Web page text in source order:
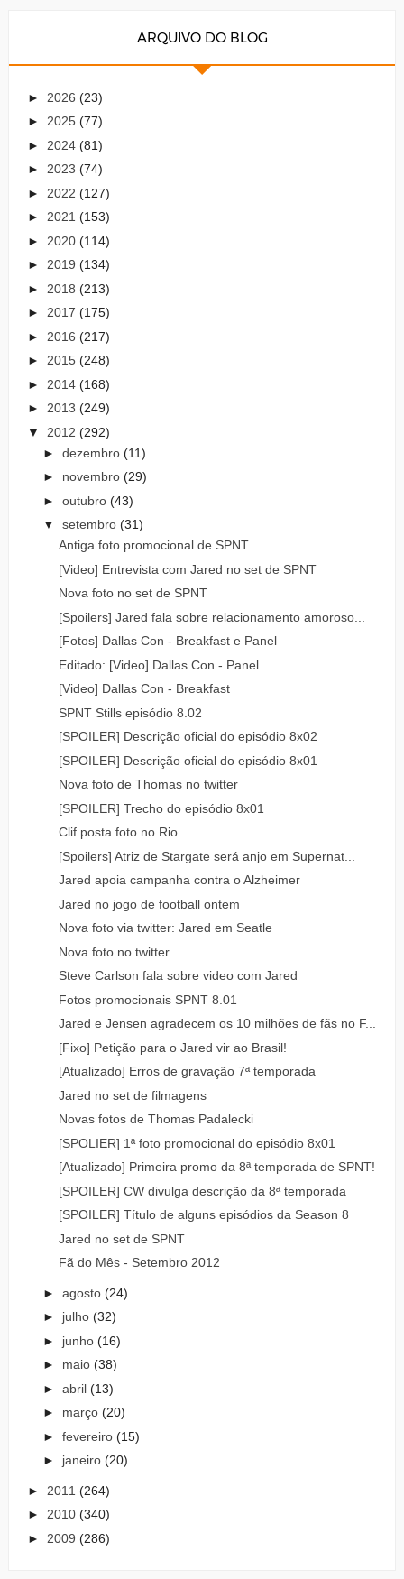
ARQUIVO DO BLOG
► 2026 (23)
► 2025 (77)
► 2024 (81)
► 2023 (74)
► 2022 (127)
► 2021 (153)
► 2020 (114)
► 2019 (134)
► 2018 (213)
► 2017 (175)
► 2016 (217)
► 2015 (248)
► 2014 (168)
► 2013 (249)
▼ 2012 (292)
► dezembro (11)
► novembro (29)
► outubro (43)
▼ setembro (31)
Antiga foto promocional de SPNT
[Video] Entrevista com Jared no set de SPNT
Nova foto no set de SPNT
[Spoilers] Jared fala sobre relacionamento amoroso...
[Fotos] Dallas Con - Breakfast e Panel
Editado: [Video] Dallas Con - Panel
[Video] Dallas Con - Breakfast
SPNT Stills episódio 8.02
[SPOILER] Descrição oficial do episódio 8x02
[SPOILER] Descrição oficial do episódio 8x01
Nova foto de Thomas no twitter
[SPOILER] Trecho do episódio 8x01
Clif posta foto no Rio
[Spoilers] Atriz de Stargate será anjo em Supernat...
Jared apoia campanha contra o Alzheimer
Jared no jogo de football ontem
Nova foto via twitter: Jared em Seatle
Nova foto no twitter
Steve Carlson fala sobre video com Jared
Fotos promocionais SPNT 8.01
Jared e Jensen agradecem os 10 milhões de fãs no F...
[Fixo] Petição para o Jared vir ao Brasil!
[Atualizado] Erros de gravação 7ª temporada
Jared no set de filmagens
Novas fotos de Thomas Padalecki
[SPOLIER] 1ª foto promocional do episódio 8x01
[Atualizado] Primeira promo da 8ª temporada de SPNT!
[SPOILER] CW divulga descrição da 8ª temporada
[SPOILER] Título de alguns episódios da Season 8
Jared no set de SPNT
Fã do Mês - Setembro 2012
► agosto (24)
► julho (32)
► junho (16)
► maio (38)
► abril (13)
► março (20)
► fevereiro (15)
► janeiro (20)
► 2011 (264)
► 2010 (340)
► 2009 (286)